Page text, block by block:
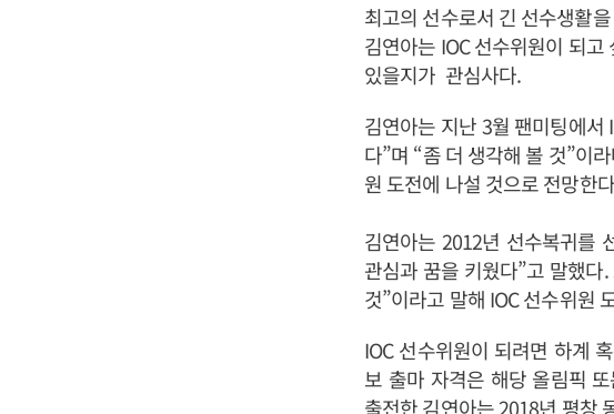
최고의 선수로서 긴 선수생활
김연아는 IOC 선수위원이 되
있을지가 관심사다.
김연아는 지난 3월 팬미팅에
다”며 “좀 더 생각해 볼 것”이
원 도전에 나설 것으로 전망한
김연아는 2012년 선수복귀를
관심과 꿈을 키웠다”고 말했
것”이라고 말해 IOC 선수위원
IOC 선수위원이 되려면 하계
보 출마 자격은 해당 올림픽
출전한 김연아는 2018년 평창